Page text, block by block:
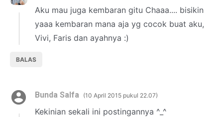
Aku mau juga kembaran gitu Chaaa.... bisikin
yaaa kembaran mana aja yg cocok buat aku,
Vivi, Faris dan ayahnya :)
BALAS
Bunda Salfa 10 April 2015 pukul 22.07
Kekinian sekali ini postingannya ^_^